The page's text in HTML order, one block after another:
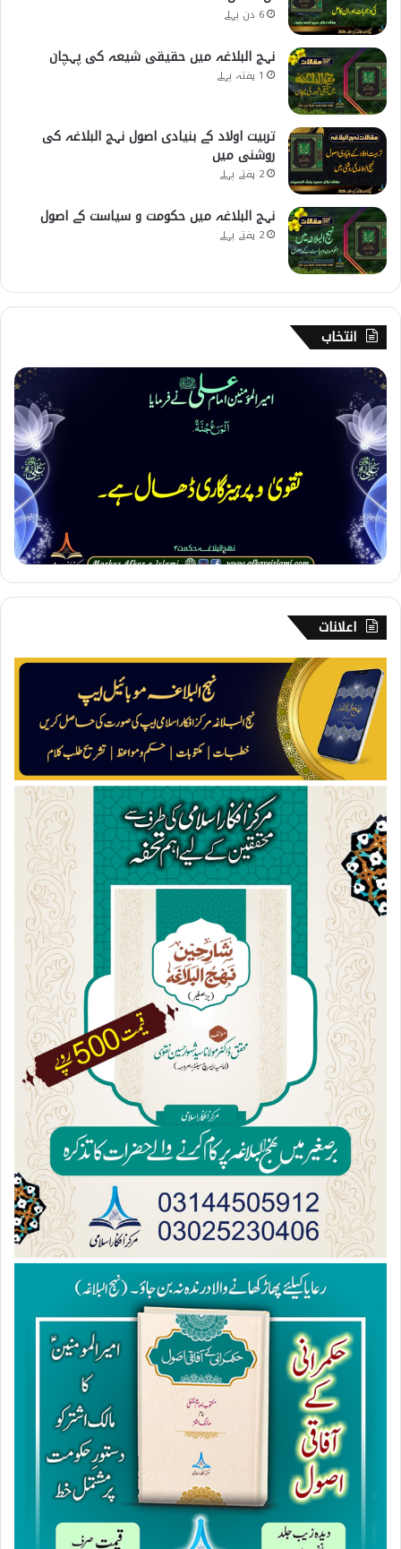
6 دن پہلے
نہج البلاغہ میں حقیقی شیعہ کی پہچان
1 ہفتہ پہلے
تربیت اولاد کے بنیادی اصول نہج البلاغہ کی
روشنی میں
2 ہفتے پہلے
نہج البلاغہ میں حکومت و سیاست کے اصول
2 ہفتے پہلے
انتخاب
1
5
5
۔
پ
ر
ہ
ی
ز
گ
ا
ر
ی
اعلانات